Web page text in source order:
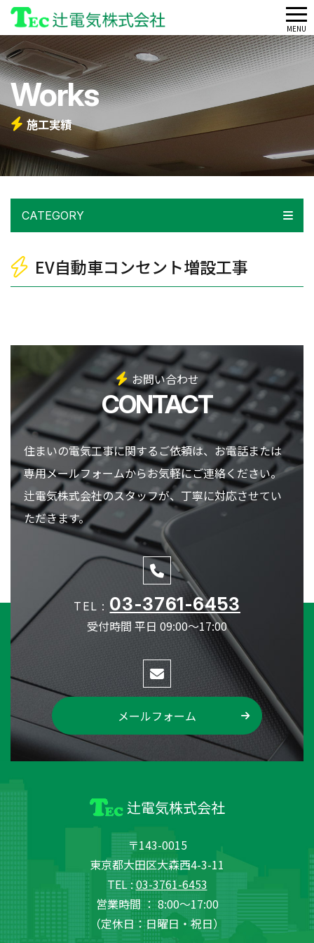
Works
施工実績
CATEGORY
EV自動車コンセント増設工事
お問い合わせ
CONTACT
住まいの電気工事に関するご依頼は、お電話または
専用メールフォームからお気軽にご連絡ください。
辻電気株式会社のスタッフが、丁寧に対応させてい
ただきます。
TEL : 03-3761-6453
受付時間 平日 09:00～17:00
メールフォーム
辻電気株式会社
〒143-0015
東京都大田区大森西4-3-11
TEL :03-3761-6453
営業時間 ： 8:00～17:00
（定休日：日曜日・祝日）
メ
ニ
ー
MENU